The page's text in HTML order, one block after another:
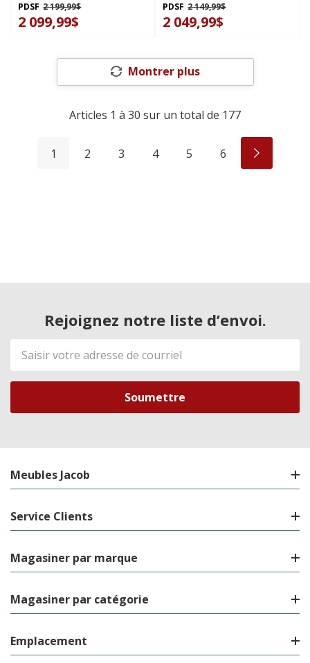
PDSF 2 199,99$
2 099,99$
PDSF 2 149,99$
2 049,99$
Montrer plus
Articles 1 à 30 sur un total de 177
1 2 3 4 5 6
Rejoignez notre liste d’envoi.
Adresse
de
courriel
Meubles Jacob
Service Clients
Magasiner par marque
Magasiner par catégorie
Emplacement